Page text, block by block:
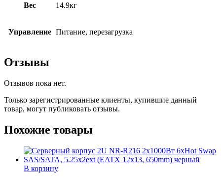
Вес 14.9кг
Управление Питание, перезагрузка
Отзывы
Отзывов пока нет.
Только зарегистрированные клиенты, купившие данный
товар, могут публиковать отзывы.
Похожие товары
В корзину